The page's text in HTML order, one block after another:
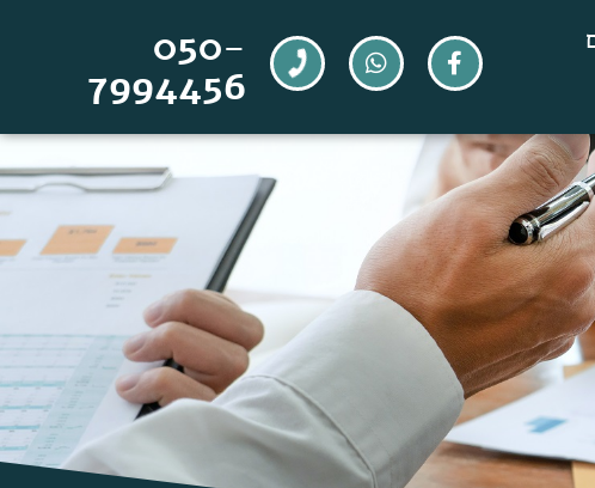
050-
7994456